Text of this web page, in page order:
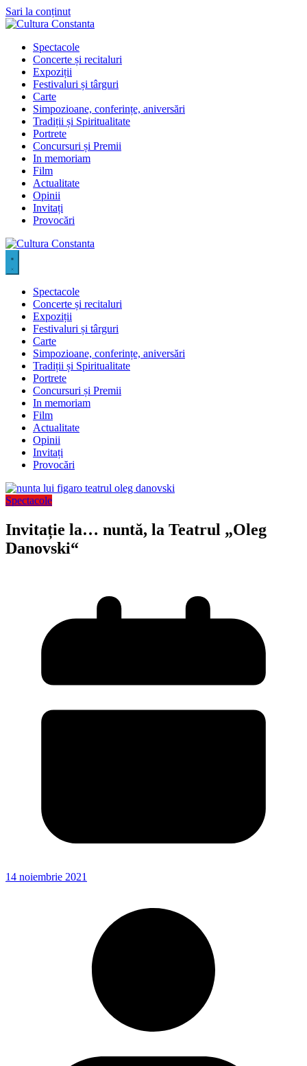
Sari la conținut
Spectacole
Concerte și recitaluri
Expoziții
Festivaluri și târguri
Carte
Simpozioane, conferințe, aniversări
Tradiții și Spiritualitate
Portrete
Concursuri și Premii
In memoriam
Film
Actualitate
Opinii
Invitați
Provocări
Spectacole
Concerte și recitaluri
Expoziții
Festivaluri și târguri
Carte
Simpozioane, conferințe, aniversări
Tradiții și Spiritualitate
Portrete
Concursuri și Premii
In memoriam
Film
Actualitate
Opinii
Invitați
Provocări
Spectacole
Invitație la… nuntă, la Teatrul „Oleg
Danovski“
14 noiembrie 2021